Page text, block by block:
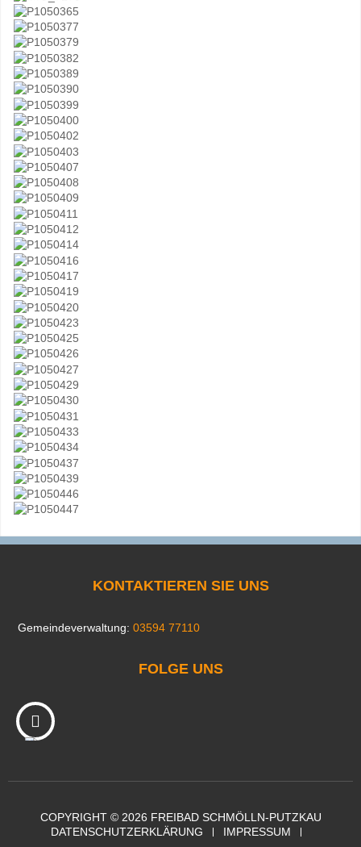
KONTAKTIEREN SIE UNS
Gemeindeverwaltung: 03594 77110
FOLGE UNS
COPYRIGHT © 2026 FREIBAD SCHMÖLLN-PUTZKAU
DATENSCHUTZERKLÄRUNG
IMPRESSUM